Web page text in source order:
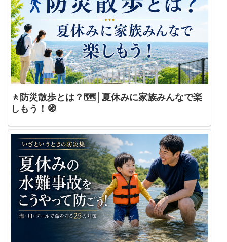
🚶防災散歩とは？🗺️│夏休みに家族みんなで楽
しもう！🧭